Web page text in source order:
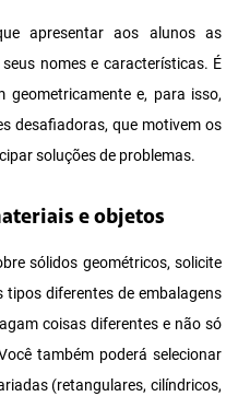
apresentar aos alunos as
nomes e características. É
geometricamente e, para isso,
desafiadoras, que motivem os
soluções de problemas.
e objetos
sólidos geométricos, solicite
diferentes de embalagens
coisas diferentes e não só
também poderá selecionar
(retangulares, cilíndricos,